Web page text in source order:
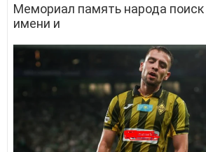
Мемориал память народа
имени и